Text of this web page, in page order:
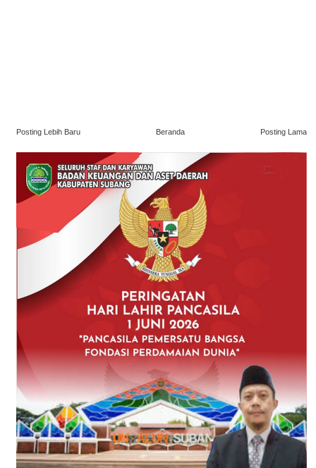
Posting Lebih Baru Posting Lama
Beranda